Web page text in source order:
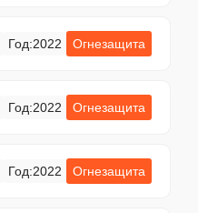
Год:2022 Огнезащита
Год:2022 Огнезащита
Год:2022 Огнезащита